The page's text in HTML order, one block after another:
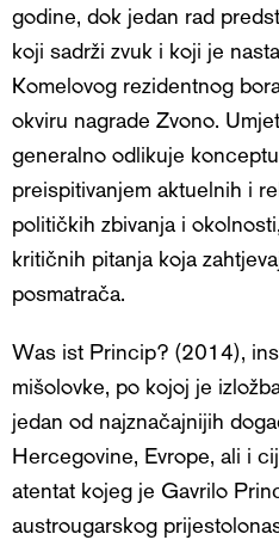
godine, dok jedan rad
koji sadrži zvuk i koji je
Komelovog rezidentnog
okviru nagrade Zvono.
generalno odlikuje
preispitivanjem aktuelnih i
političkih zbivanja i
kritičnih pitanja koja
posmatrača.
Was ist Princip? (2014),
mišolovke, po kojoj je
jedan od najznačajnijih
Hercegovine, Evrope, ali i
atentat kojeg je Gavrilo
austrougarskog